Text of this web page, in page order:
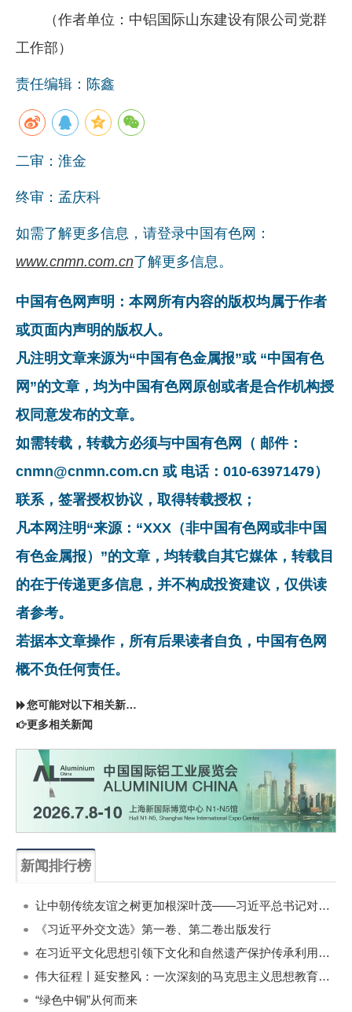
（作者单位：中铝国际山东建设有限公司党群
工作部）
责任编辑：陈鑫
二审：淮金
终审：孟庆科
如需了解更多信息，请登录中国有色网：
www.cnmn.com.cn了解更多信息。
中国有色网声明：本网所有内容的版权均属于作者
或页面内声明的版权人。
凡注明文章来源为“中国有色金属报”或 “中国有色
网”的文章，均为中国有色网原创或者是合作机构授
权同意发布的文章。
如需转载，转载方必须与中国有色网（ 邮件：
cnmn@cnmn.com.cn 或 电话：010-63971479）
联系，签署授权协议，取得转载授权；
凡本网注明“来源：“XXX（非中国有色网或非中国
有色金属报）”的文章，均转载自其它媒体，转载目
的在于传递更多信息，并不构成投资建议，仅供读
者参考。
若据本文章操作，所有后果读者自负，中国有色网
概不负任何责任。
您可能对以下相关新闻同样感兴趣
更多相关新闻
新闻排行榜
让中朝传统友谊之树更加根深叶茂——习近平总书记对朝鲜进行国事访问纪实
《习近平外交文选》第一卷、第二卷出版发行
在习近平文化思想引领下文化和自然遗产保护传承利用工作开创新局面
伟大征程丨延安整风：一次深刻的马克思主义思想教育运动
“绿色中铜”从何而来